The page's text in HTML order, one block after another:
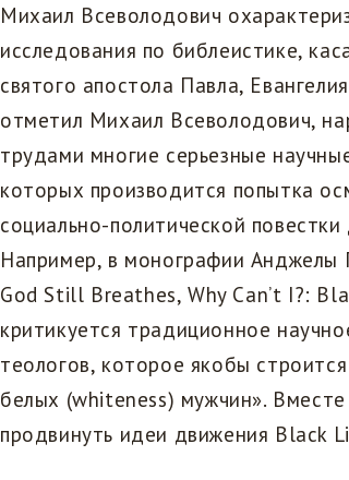
Михаил Всеволодович
исследования по библеистике,
святого апостола Павла,
отметил Михаил Всеволодович,
трудами многие серьезные
которых производится попытка
социально-политической
Например, в монографии Анджелы
God Still Breathes, Why Can’t I?:
критикуется традиционное
теологов, которое якобы
белых (whiteness) мужчин».
продвинуть идеи движения Black